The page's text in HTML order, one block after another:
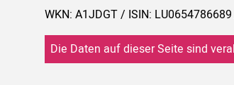
WKN: A1JDGT / ISIN:
Die Daten auf dieser Seite sind